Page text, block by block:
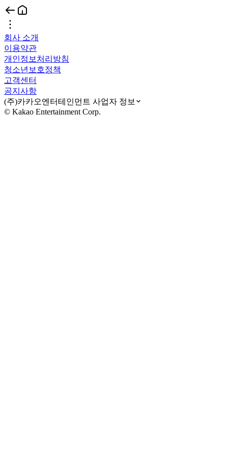
회사 소개
이용약관
개인정보처리방침
청소년보호정책
고객센터
공지사항
(주)카카오엔터테인먼트 사업자 정보
© Kakao Entertainment Corp.